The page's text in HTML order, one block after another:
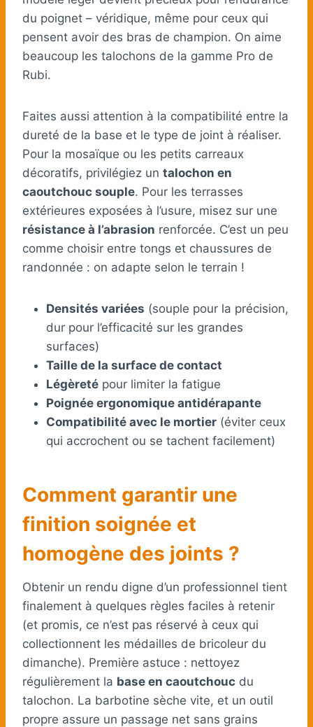
du poignet – véridique, même pour ceux qui
pensent avoir des bras de champion. On aime
beaucoup les talochons de la gamme Pro de
Rubi.
Faites aussi attention à la compatibilité entre la
dureté de la base et le type de joint à réaliser.
Pour la mosaïque ou les petits carreaux
décoratifs, privilégiez un talochon en
caoutchouc souple. Pour les terrasses
extérieures exposées à l’usure, misez sur une
résistance à l’abrasion renforcée. C’est un peu
comme choisir entre tongs et chaussures de
randonnée : on adapte selon le terrain !
Densités variées (souple pour la précision,
dur pour l’efficacité sur les grandes
surfaces)
Taille de la surface de contact
Légèreté pour limiter la fatigue
Poignée ergonomique antidérapante
Compatibilité avec le mortier (éviter ceux
qui accrochent ou se tachent facilement)
Comment garantir une
finition soignée et
homogène des joints ?
Obtenir un rendu digne d’un professionnel tient
finalement à quelques règles faciles à retenir
(et promis, ce n’est pas réservé à ceux qui
collectionnent les médailles de bricoleur du
dimanche). Première astuce : nettoyez
régulièrement la base en caoutchouc du
talochon. La barbotine sèche vite, et un outil
propre assure un passage net sans grains